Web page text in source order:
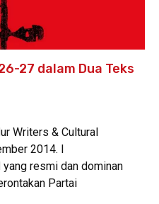
27 dalam Dua Teks
Writers & Cultural
2014. I
resmi dan dominan
Partai